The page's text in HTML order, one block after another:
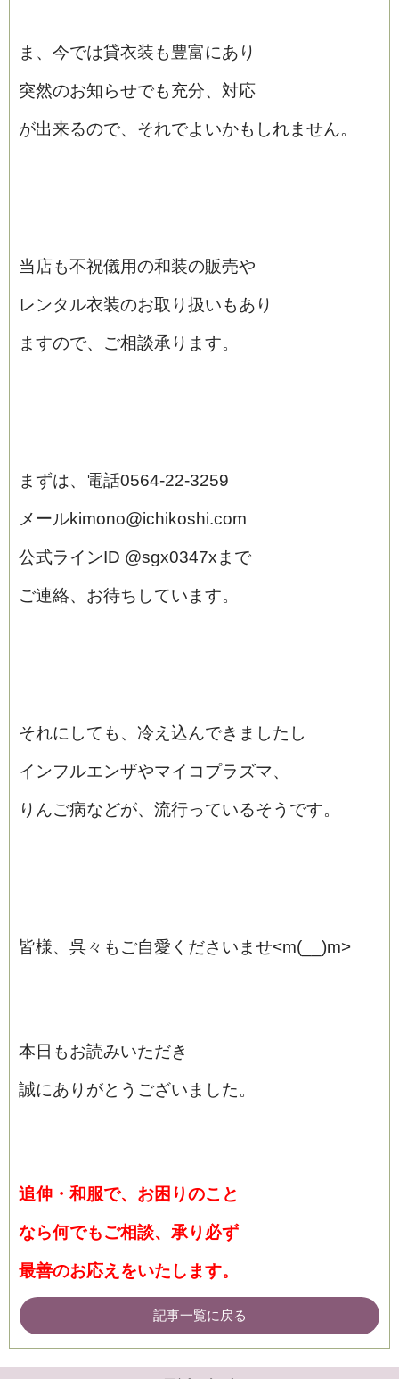
ま、今では貸衣装も豊富にあり
突然のお知らせでも充分、対応
が出来るので、それでよいかもしれません。
当店も不祝儀用の和装の販売や
レンタル衣装のお取り扱いもあり
ますので、ご相談承ります。
まずは、電話0564‐22‐3259
メールkimono@ichikoshi.com
公式ラインID @sgx0347xまで
ご連絡、お待ちしています。
それにしても、冷え込んできましたし
インフルエンザやマイコプラズマ、
りんご病などが、流行っているそうです。
皆様、呉々もご自愛くださいませ<m(__)m>
本日もお読みいただき
誠にありがとうございました。
追伸・和服で、お困りのこと
なら何でもご相談、承り必ず
最善のお応えをいたします。
記事一覧に戻る